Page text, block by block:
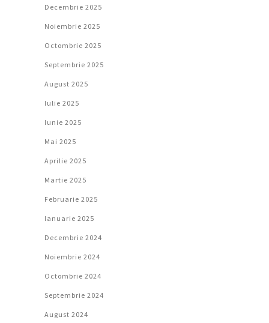
Decembrie 2025
Noiembrie 2025
Octombrie 2025
Septembrie 2025
August 2025
Iulie 2025
Iunie 2025
Mai 2025
Aprilie 2025
Martie 2025
Februarie 2025
Ianuarie 2025
Decembrie 2024
Noiembrie 2024
Octombrie 2024
Septembrie 2024
August 2024